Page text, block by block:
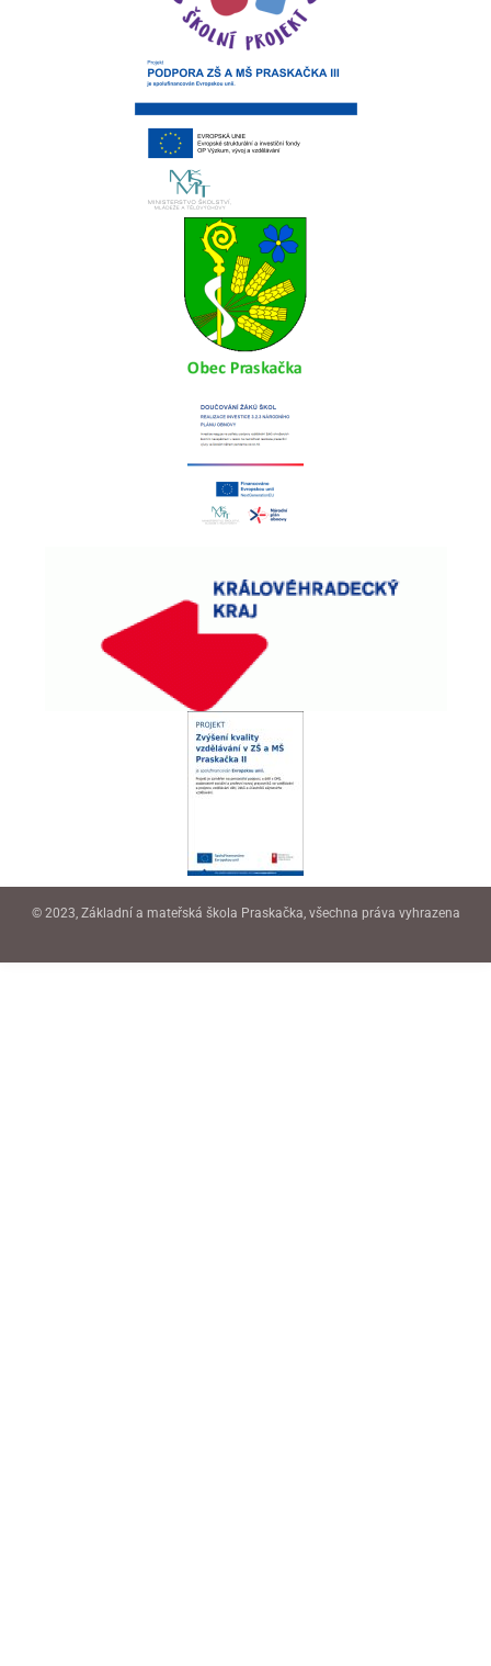
© 2023, Základní a mateřská škola Praskačka, všechna práva vyhrazena